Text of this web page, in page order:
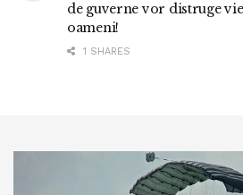
de guverne vor distruge
oameni!
1 SHARES